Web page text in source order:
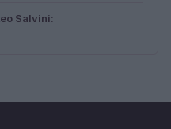
Salvini: